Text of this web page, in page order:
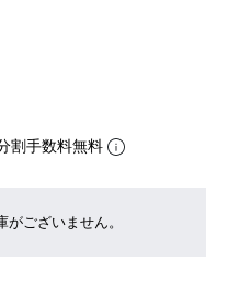
割手数料無料
ございません。